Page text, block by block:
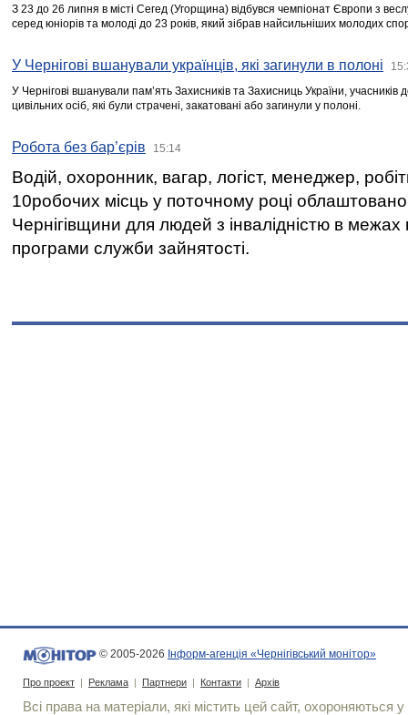
З 23 до 26 липня в місті Сегед (Угорщина) відбувся чемпіонат Європи з
серед юніорів та молоді до 23 років, який зібрав найсильніших молодих
У Чернігові вшанували українців, які загинули в полоні
У Чернігові вшанували пам’ять Захисників та Захисниць України,
цивільних осіб, які були страчені, закатовані або загинули у полоні.
Робота без бар’єрів 15:14
Водій, охоронник, вагар, логіст, менеджер,
10робочих місць у поточному році
Чернігівщини для людей з інвалідністю в межах
програми служби зайнятості.
© 2005-2026 Інформ-агенція «Чернігівський монітор»
Про проект | Реклама | Партнери | Контакти | Архів
Всі права на матеріали, які містить цей сайт, охороняються у